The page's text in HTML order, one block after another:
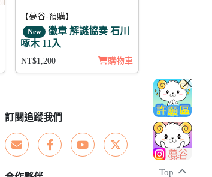
Top
【夢谷-預購】
New
徽章 解謎協奏 石川
啄木 11入
NT$1,200 購物車
訂閱追蹤我們